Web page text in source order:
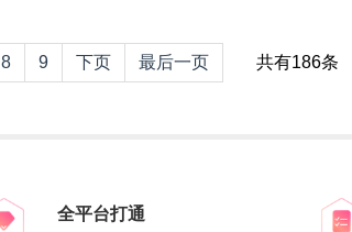
8 9 下页 最后一页 共有186条
全平台打通